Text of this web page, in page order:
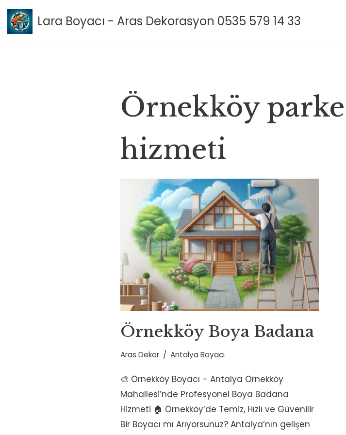
İçeriğe Lara Boyacı - Aras Dekorasyon 0535 579 14 33
Örnekköy
hizmeti
Örnekköy Boya Badana
Aras Dekor Antalya Boyacı
🎨 Örnekköy Boyacı – Antalya Örnekköy
Mahallesi’nde Profesyonel Boya Badana
Hizmeti 🏠 Örnekköy’de Temiz, Hızlı ve Güvenilir
Bir Boyacı mı Arıyorsunuz? Antalya’nın gelişen